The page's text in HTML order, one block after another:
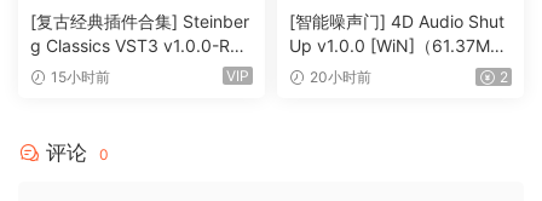
[复古经典插件合集] Steinber
g Classics VST3 v1.0.0-R2R
[WiN]（27.9MB）
15小时前 VIP
[智能噪声门] 4D Audio Shut
Up v1.0.0 [WiN]（61.37M
B）20小时前 2
评论 0